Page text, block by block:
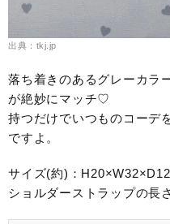
出典：tkj.jp
落ち着きのあるグレーカラ
が絶妙にマッチ♡
持つだけでいつものコーデ
ですよ。
サイズ(約)：
ショルダーストラップの長